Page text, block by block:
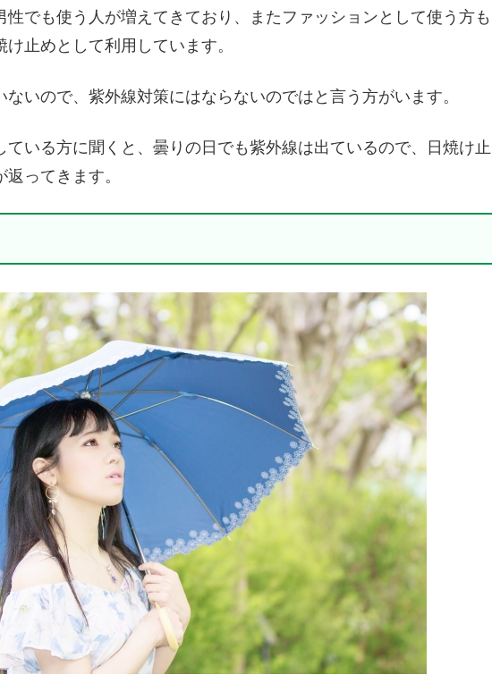
でも使う人が増えてきており、またファッションとして使う方も
止めとして利用しています。
いので、紫外線対策にはならないのではと言う方がいます。
ている方に聞くと、曇りの日でも紫外線は出ているので、日焼け止
ってきます。